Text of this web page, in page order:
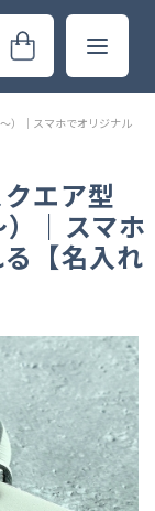
｜スマホでオリジナル
エア型
｜スマホ
【名入れ